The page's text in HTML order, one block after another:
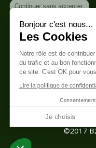
© B2M
Expert
de
©2017
Bonjour c'est nous...
Les Cookies
Notre rôle est de
du trafic et au bon
ce site. C'est OK pour
Lire la politique de
Je choisis
Plateforme de Gestion du
Notre plateforme vous permet